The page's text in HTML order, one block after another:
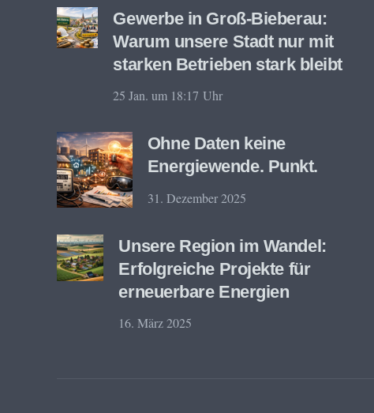
Gewerbe in Groß-Bieberau:
Warum unsere Stadt nur mit
starken Betrieben stark bleibt
25 Jan. um 18:17 Uhr
Ohne Daten keine
Energiewende. Punkt.
31. Dezember 2025
Unsere Region im Wandel:
Erfolgreiche Projekte für
erneuerbare Energien
16. März 2025